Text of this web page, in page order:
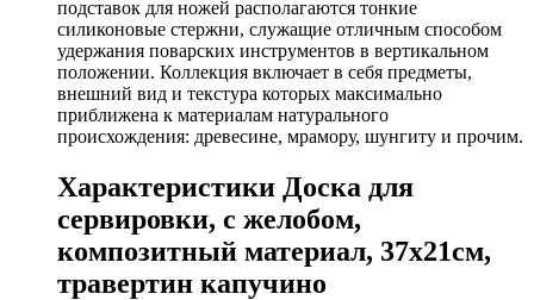
подставок для ножей располагаются тонкие
силиконовые стержни, служащие отличным способом
удержания поварских инструментов в вертикальном
положении. Коллекция включает в себя предметы,
внешний вид и текстура которых максимально
приближена к материалам натурального
происхождения: древесине, мрамору, шунгиту и прочим.
Характеристики Доска для
сервировки, с желобом,
композитный материал, 37х21см,
травертин капучино